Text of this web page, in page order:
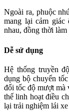
Ngoài ra, phuộc
mang lại cảm
nhau, đồng thời
Dễ sử dụng
Hệ thống truyền
dụng bộ chuyển
đổi tốc độ mượt mà
thể linh hoạt điều
lại trải nghiệm lái